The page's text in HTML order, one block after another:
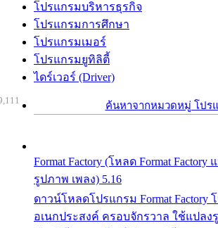
โปรแกรมบริหารธุรกิจ
โปรแกรมการศึกษา
โปรแกรมเมอร์
โปรแกรมยูทิลิตี้
ไดร์เวอร์ (Driver)
ค้นหาจากหมวดหมู่ โปร
Format Factory (โหลด Format
รูปภาพ เพลง) 5.16
ดาวน์โหลดโปรแกรม Format Factory
อเนกประสงค์ ครอบจักรวาล ใช้แปล